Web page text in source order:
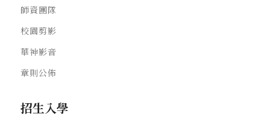
師資團隊
校園剪影
華神影音
章則公佈
招生入學